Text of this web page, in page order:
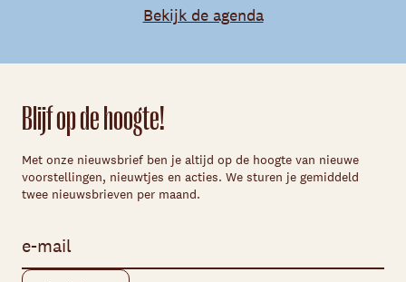
Bekijk de agenda
Blijf op de hoogte!
Met onze nieuwsbrief ben je altijd op de hoogte van nieuwe
voorstellingen, nieuwtjes en acties. We sturen je gemiddeld
twee nieuwsbrieven per maand.